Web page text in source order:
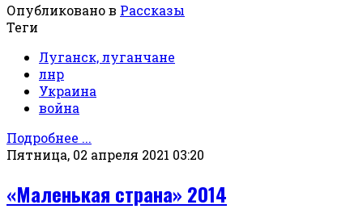
Опубликовано в Рассказы
Теги
Луганск, луганчане
лнр
Украина
война
Подробнее ...
Пятница, 02 апреля 2021 03:20
«Маленькая страна» 2014